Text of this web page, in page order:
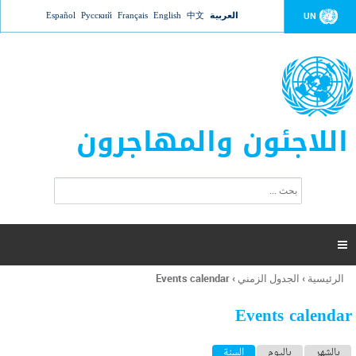
Jump to navigation UN العربية 中文
English
Français
Русский
Español
اللاجئون والمهاجرون
ت
ر
ل
ح
ب

أنت
هنا
الرئيسية › الجدول الزمني ›
Events calendar
Events calendar